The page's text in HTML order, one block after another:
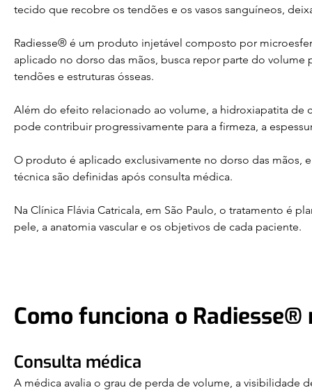
tecido que recobre os tendões e os vasos sanguíneos,
Radiesse® é um produto injetável composto por
aplicado no dorso das mãos, busca repor parte do
tendões e estruturas ósseas.
Além do efeito relacionado ao volume, a hidroxiapatita de
pode contribuir progressivamente para a firmeza, a
O produto é aplicado exclusivamente no dorso das mãos,
técnica são definidas após consulta médica.
Na Clínica Flávia Catricala, em São Paulo, o tratamento é
pele, a anatomia vascular e os objetivos de cada paciente.
Como funciona o Radiesse®
Consulta médica
A médica avalia o grau de perda de volume, a visibilidade